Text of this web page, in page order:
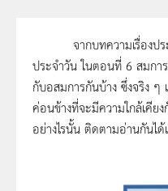
จากบทความเรื่องประ
ประจำวัน ในตอนที่ 6 สมกา
กับอสมการกันบ้าง ซึ่งจริง ๆ
ค่อนข้างที่จะมีความใกล้เคีย
อย่างไรนั้น ติดตามอ่านกันได้